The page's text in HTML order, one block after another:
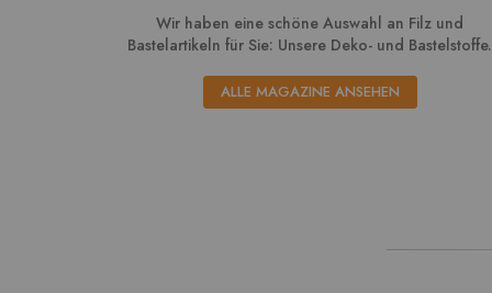
Wir haben eine schöne Auswahl an Filz und
Bastelartikeln für Sie: Unsere Deko- und Bastelstoffe.
ALLE MAGAZINE ANSEHEN